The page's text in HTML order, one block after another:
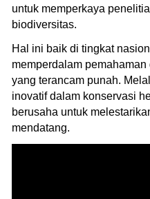
untuk memperkaya
biodiversitas.
Hal ini baik di tingkat
memperdalam
yang terancam punah.
inovatif dalam konservasi
berusaha untuk
mendatang.